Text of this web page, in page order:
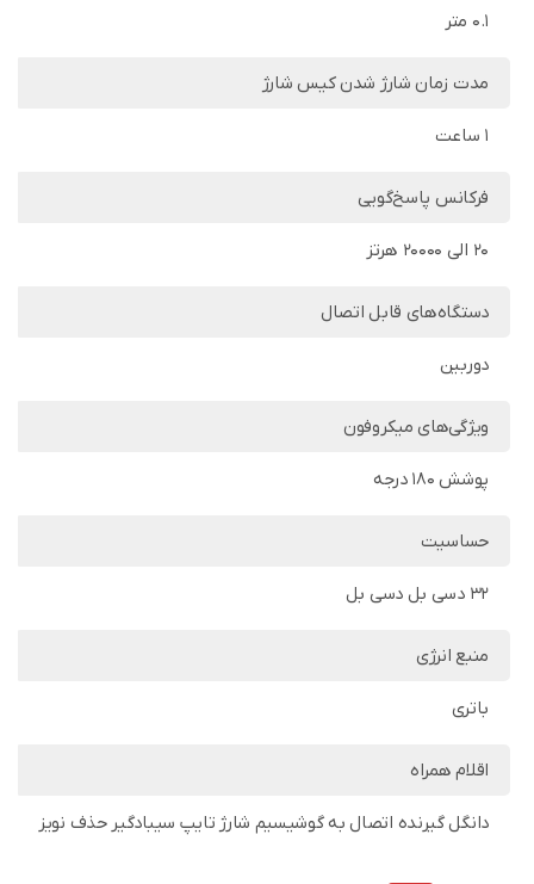
0.1 متر
مدت زمان شارژ شدن کیس شارژ
1 ساعت
فرکانس پاسخ‌گویی
۲۰ الی ۲۰۰۰۰ هرتز
دستگاه‌های قابل اتصال
دوربین
ویژگی‌های میکروفون
پوشش 180 درجه
حساسیت
۳۲ دسی بل دسی بل
منبع انرژی
باتری
اقلام همراه
دانگل گیرنده اتصال به گوشیسیم شارژ تایپ سیبادگیر حذف نویز